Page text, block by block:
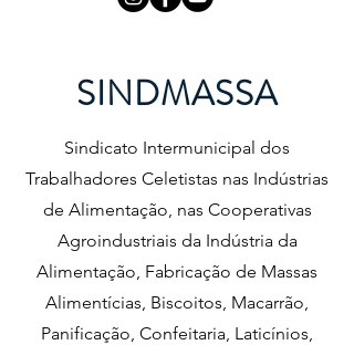
SINDMASSA
Sindicato Intermunicipal dos
Trabalhadores Celetistas nas Indústrias
de Alimentação, nas Cooperativas
Agroindustriais da Indústria da
Alimentação, Fabricação de Massas
Alimentícias, Biscoitos, Macarrão,
Panificação, Confeitaria, Laticínios,